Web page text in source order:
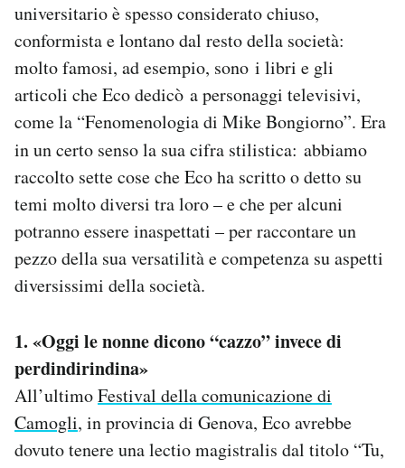
Esci
universitario è spesso considerato chiuso,
conformista e lontano dal resto della società:
molto famosi, ad esempio, sono i libri e gli
articoli che Eco dedicò a personaggi televisivi,
come la “Fenomenologia di Mike Bongiorno”. Era
in un certo senso la sua cifra stilistica: abbiamo
raccolto sette cose che Eco ha scritto o detto su
temi molto diversi tra loro – e che per alcuni
potranno essere inaspettati – per raccontare un
pezzo della sua versatilità e competenza su aspetti
diversissimi della società.
1. «Oggi le nonne dicono “cazzo” invece di
perdindirindina»
All’ultimoFestival della comunicazione di
Camogli, in provincia di Genova, Eco avrebbe
dovuto tenere una lectio magistralis dal titolo “Tu,